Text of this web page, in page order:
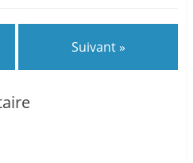
Suivant »